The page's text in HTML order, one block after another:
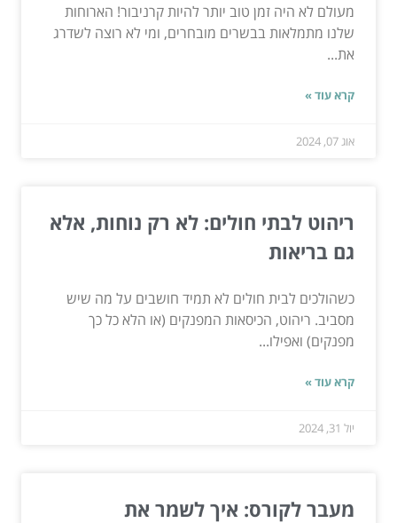
מעולם לא היה זמן טוב יותר להיות קרניבור! הארוחות
שלנו מתמלאות בבשרים מובחרים, ומי לא רוצה לשדרג
את...
קרא עוד »
אוג 07, 2024
ריהוט לבתי חולים: לא רק נוחות, אלא
גם בריאות
כשהולכים לבית חולים לא תמיד חושבים על מה שיש
מסביב. ריהוט, הכיסאות המפנקים (או הלא כל כך
מפנקים) ואפילו...
קרא עוד »
יול 31, 2024
מעבר לקורס: איך לשמר את